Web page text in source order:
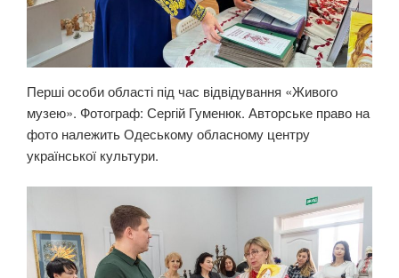
Перші особи області під час відвідування «Живого
музею». Фотограф: Сергій Гуменюк. Авторське право на
фото належить Одеському обласному центру
української культури.